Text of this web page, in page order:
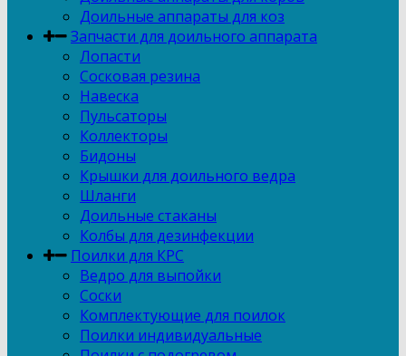
Доильные аппараты для коз
Запчасти для доильного аппарата
Лопасти
Сосковая резина
Навеска
Пульсаторы
Коллекторы
Бидоны
Крышки для доильного ведра
Шланги
Доильные стаканы
Колбы для дезинфекции
Поилки для КРС
Ведро для выпойки
Соски
Комплектующие для поилок
Поилки индивидуальные